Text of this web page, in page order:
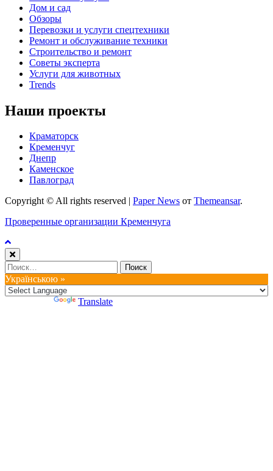
Дом и сад
Обзоры
Перевозки и услуги спецтехники
Ремонт и обслуживание техники
Строительство и ремонт
Советы эксперта
Услуги для животных
Trends
Наши проекты
Краматорск
Кременчуг
Днепр
Каменское
Павлоград
Copyright © All rights reserved
Paper News от Themeansar.
Проверенные организации Кременчуга
Найти:
Українською »
Translate